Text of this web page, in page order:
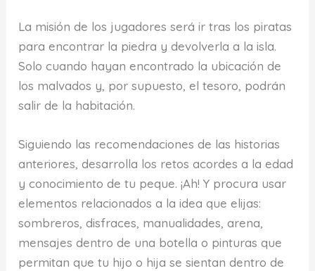
La misión de los jugadores será ir tras los piratas
para encontrar la piedra y devolverla a la isla.
Solo cuando hayan encontrado la ubicación de
los malvados y, por supuesto, el tesoro, podrán
salir de la habitación.
Siguiendo las recomendaciones de las historias
anteriores, desarrolla los retos acordes a la edad
y conocimiento de tu peque. ¡Ah! Y procura usar
elementos relacionados a la idea que elijas:
sombreros, disfraces, manualidades, arena,
mensajes dentro de una botella o pinturas que
permitan que tu hijo o hija se sientan dentro de